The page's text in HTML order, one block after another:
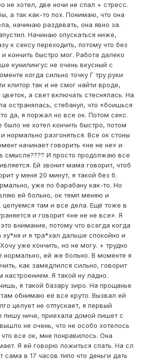
не хотел, две ночи не спал + стресс.
а так как-то пох. Понимаю, что она
начинаю раздевать, она явно за.
Начинаю опускаться ниже,
к сексу переходить, потому что без
кончить быстро мог. Работа далеко
кунилингус не очень вкусный с
когда сильно точку Г тру руки
клитор так и не смог найти вроде,
а свет включать стеснялась. На
остранялась, стебанул, что «боишься
да, я поржал но все ок. Потом секс.
не хотел кончить быстро, потом
нормально разгоняться. Все ок стоны
начинает говорить «не не не» и
в смысле???? И просто продолжаю все
Ей звонит мама говорит, чтоб
у меня 20 минут, я такой без б.
уже по барабану как-то. Но
ей больно, ок темп меняю и
целуемся там и все дела. Ещё тоже в
и говорит «не не не все». Я
внимание, потому что всегда когда
ху*ня и я тра*хал дальше спокойно и
уже кончить, но не могу. + трудно
нормально, ей же больно. В моменте я
как замедлился сильно, говорит
Я такой ну ладно.
я такой базару зиро. На прощанье
обнимаю её все круто. Вызвал ей
целует не отпускает, я первый
пишу ниче, приехала домой пишет с
не очень, что не особо хотелось
все ок, мне понравилось. Она
Я ей говорю ложиться спать. На сл
в 17 часов типо что деньги дать